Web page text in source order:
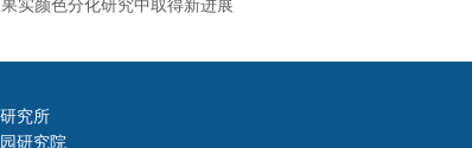
实颜色分化研究中取得新进展
究所
研究院